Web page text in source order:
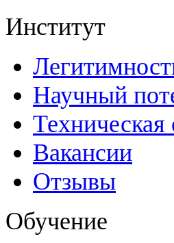
Институт
Научный
Вакансии
Отзывы
Обучение